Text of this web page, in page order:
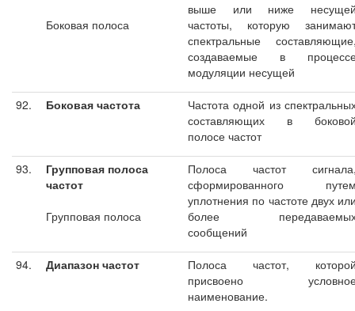
Боковая полоса
выше или ниже
частоты, которую
спектральные
создаваемые в
модуляции несущей
92. Боковая частота
Частота одной из
составляющих в
полосе частот
93.
Групповая полоса
частот
Групповая полоса
Полоса частот
сформированного
уплотнения по частоте двух
более
сообщений
94. Диапазон частот
Полоса частот,
присвоено
наименование.